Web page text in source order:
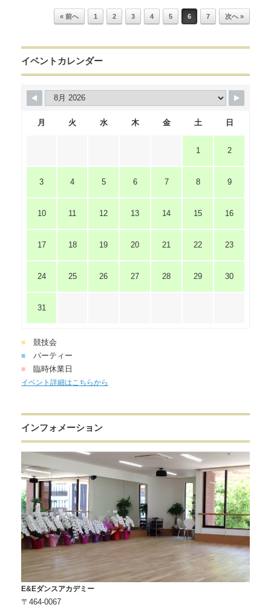
Post navigation
« 前へ 1 2 3 4 5 6 7 次へ »
イベントカレンダー
月 火 水 木 金 土 日
1 2
3 4 5 6 7 8 9
10 11 12 13 14 15 16
17 18 19 20 21 22 23
24 25 26 27 28 29 30
31
■ 競技会
■ パーティー
■ 臨時休業日
イベント詳細はこちらから
インフォメーション
E&Eダンスアカデミー
〒464-0067